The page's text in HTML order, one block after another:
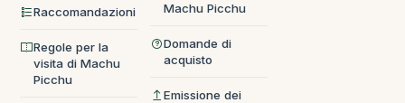
Raccomandazioni
Regole per la
visita di Machu
Picchu
Machu Picchu
Domande di
acquisto
Emissione dei